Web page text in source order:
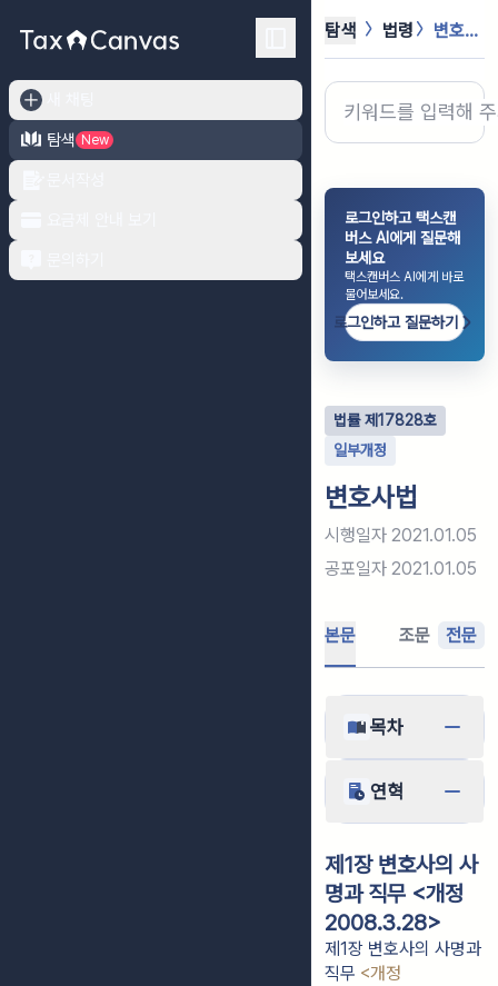
탐색
New
탐색 법령 변호사법
로그인하고 택스캔
버스 AI에게 질문해
보세요
택스캔버스 AI에게 바로
물어보세요.
로그인하고 질문하기
법률제 17828호
일부개정
변호사법
시행일자 2021.01.05
공포일자 2021.01.05
본문 조문 전문
목차
연혁
제1장 변호사의 사
명과 직무 <개정
2008.3.28>
제1장 변호사의 사명과
직무 <개정